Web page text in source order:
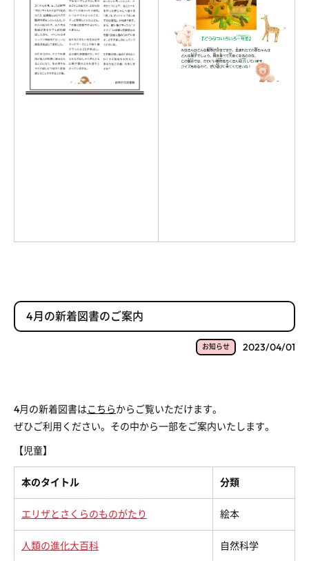
4月の新着図書のご案内
お知らせ 2023/04/01
4月の新着図書はこちらからご覧いただけます。
ぜひご利用ください。その中から一部をご案内いたします。
【児童】
本のタイトル 分類
エリザとさくらのものがたり 絵本
人類の進化大百科 自然科学